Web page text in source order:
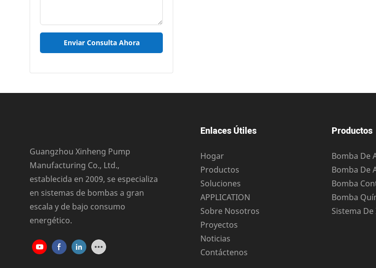
Enviar Consulta Ahora
Guangzhou Xinheng Pump
Manufacturing Co., Ltd.,
establecida en 2009, se especializa
en sistemas de bombas a gran
escala y de bajo consumo
energético.
Enlaces Útiles
Hogar
Productos
Soluciones
APPLICATION
Sobre Nosotros
Proyectos
Noticias
Contáctenos
Productos
Bomba De
Bomba De
Bomba
Bomba
Sistema